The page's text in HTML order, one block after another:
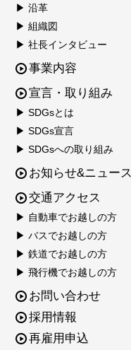
▶ 沿革
▶ 組織図
▶ 社長インタビュー
事業内容
宣言・取り組み
▶ SDGsとは
▶ SDGs宣言
▶ SDGsへの取り組み
お知らせ&ニュース
交通アクセス
▶ 自動車でお越しの方
▶ バスでお越しの方
▶ 鉄道でお越しの方
▶ 飛行機でお越しの方
お問い合わせ
採用情報
再雇用申込